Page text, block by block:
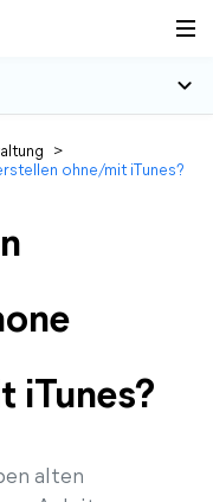
>
ohne/mit iTunes?
iTunes?
alten